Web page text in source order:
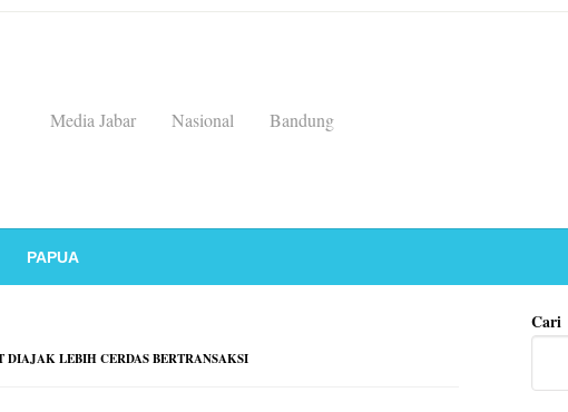
Media Jabar
Nasional Bandung
PAPUA
LEBIH CERDAS BERTRANSAKSI
Cari